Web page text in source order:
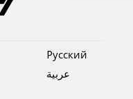
Pусский
عربية